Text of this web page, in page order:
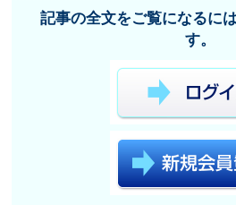
記事の全文をご覧になるに
す。